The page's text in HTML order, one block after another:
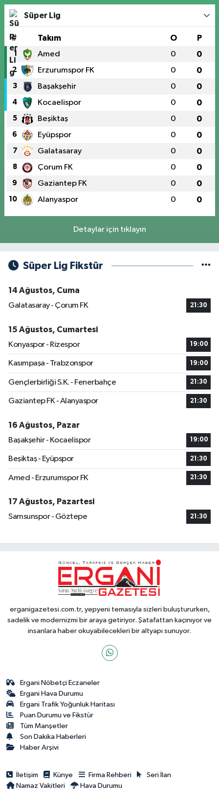
Süper Lig
# Takım O P
1 Amed 0 0
2 Erzurumspor FK 0 0
3 Başakşehir 0 0
4 Kocaelispor 0 0
5 Beşiktaş 0 0
6 Eyüpspor 0 0
7 Galatasaray 0 0
8 Çorum FK 0 0
9 Gaziantep FK 0 0
10 Alanyaspor 0 0
Detaylar için tıklayın
Süper Lig Fikstür
14 Ağustos, Cuma
Galatasaray - Çorum FK
21:30
15 Ağustos, Cumartesi
Konyaspor - Rizespor
19:00
Kasımpaşa - Trabzonspor 19:00
Gençlerbirliği S.K. - Fenerbahçe 21:30
Gaziantep FK - Alanyaspor 21:30
16 Ağustos, Pazar
Başakşehir - Kocaelispor
19:00
Beşiktaş - Eyüpspor 21:30
Amed - Erzurumspor FK 21:30
17 Ağustos, Pazartesi
Samsunspor - Göztepe
21:30
erganigazetesi.com.tr, yepyeni temasıyla sizleri buluştururken,
sadelik ve modernizmi bir araya getiriyor. Şatafattan kaçınıyor ve
insanlara haber okuyabilecekleri bir altyapı sunuyor.
Ergani Nöbetçi Eczaneler
Ergani Hava Durumu
Ergani Trafik Yoğunluk Haritası
Puan Durumu ve Fikstür
Tüm Manşetler
Son Dakika Haberleri
Haber Arşivi
İletişim Künye Firma Rehberi
Seri İlan
Namaz Vakitleri
Hava Durumu